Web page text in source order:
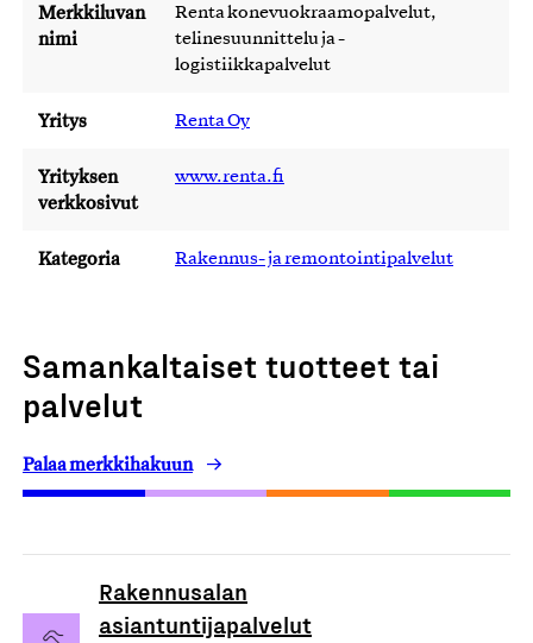
Merkkiluvan
nimi
Renta konevuokraamopalvelut,
telinesuunnittelu ja -
logistiikkapalvelut
Yritys Renta Oy
Yrityksen
verkkosivut
www.renta.fi
Kategoria Rakennus- ja remontointipalvelut
Samankaltaiset tuotteet tai
palvelut
Palaa merkkihakuun
Rakennusalan
asiantuntijapalvelut